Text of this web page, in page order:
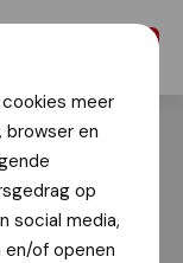
meer
en
op
social media,
of openen